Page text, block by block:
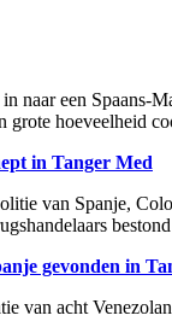
naar een Spaans-
grote hoeveelheid
in Tanger Med
van Spanje,
gevonden in
van acht